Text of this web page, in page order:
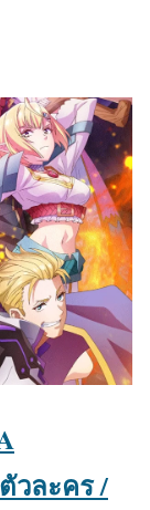
วละคร /